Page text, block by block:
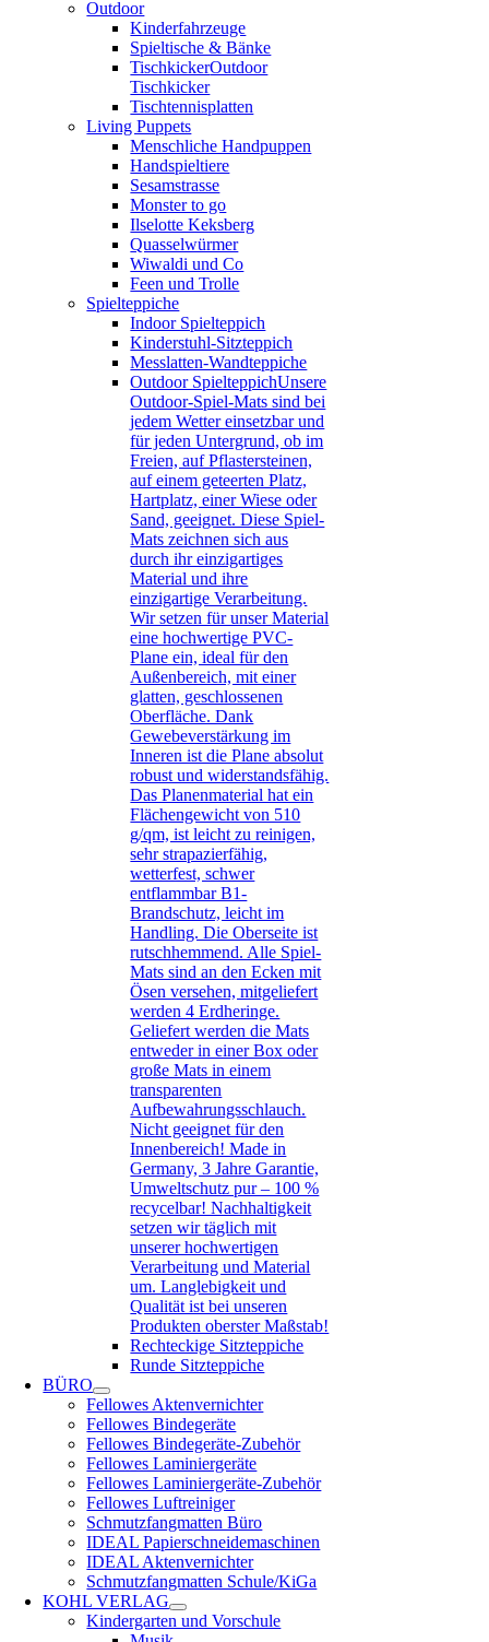
Outdoor
Kinderfahrzeuge
Spieltische & Bänke
TischkickerOutdoor
Tischkicker
Tischtennisplatten
Living Puppets
Menschliche Handpuppen
Handspieltiere
Sesamstrasse
Monster to go
Ilselotte Keksberg
Quasselwürmer
Wiwaldi und Co
Feen und Trolle
Spielteppiche
Indoor Spielteppich
Kinderstuhl-Sitzteppich
Messlatten-Wandteppiche
Outdoor SpielteppichUnsere
Outdoor-Spiel-Mats sind bei
jedem Wetter einsetzbar und
für jeden Untergrund, ob im
Freien, auf Pflastersteinen,
auf einem geteerten Platz,
Hartplatz, einer Wiese oder
Sand, geeignet. Diese Spiel-
Mats zeichnen sich aus
durch ihr einzigartiges
Material und ihre
einzigartige Verarbeitung.
Wir setzen für unser Material
eine hochwertige PVC-
Plane ein, ideal für den
Außenbereich, mit einer
glatten, geschlossenen
Oberfläche. Dank
Gewebeverstärkung im
Inneren ist die Plane absolut
robust und widerstandsfähig.
Das Planenmaterial hat ein
Flächengewicht von 510
g/qm, ist leicht zu reinigen,
sehr strapazierfähig,
wetterfest, schwer
entflammbar B1-
Brandschutz, leicht im
Handling. Die Oberseite ist
rutschhemmend. Alle Spiel-
Mats sind an den Ecken mit
Ösen versehen, mitgeliefert
werden 4 Erdheringe.
Geliefert werden die Mats
entweder in einer Box oder
große Mats in einem
transparenten
Aufbewahrungsschlauch.
Nicht geeignet für den
Innenbereich! Made in
Germany, 3 Jahre Garantie,
Umweltschutz pur – 100 %
recycelbar! Nachhaltigkeit
setzen wir täglich mit
unserer hochwertigen
Verarbeitung und Material
um. Langlebigkeit und
Qualität ist bei unseren
Produkten oberster Maßstab!
Rechteckige Sitzteppiche
Runde Sitzteppiche
BÜRO
Fellowes Aktenvernichter
Fellowes Bindegeräte
Fellowes Bindegeräte-Zubehör
Fellowes Laminiergeräte
Fellowes Laminiergeräte-Zubehör
Fellowes Luftreiniger
Schmutzfangmatten Büro
IDEAL Papierschneidemaschinen
IDEAL Aktenvernichter
Schmutzfangmatten Schule/KiGa
KOHL VERLAG
Kindergarten und Vorschule